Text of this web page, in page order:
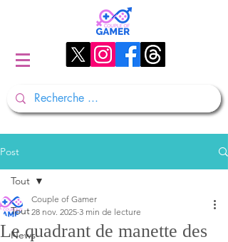
Post
Tout
News
Tout
Le quadrant de manette des
Couple of Gamer
28 nov. 2025 3 min de lecture